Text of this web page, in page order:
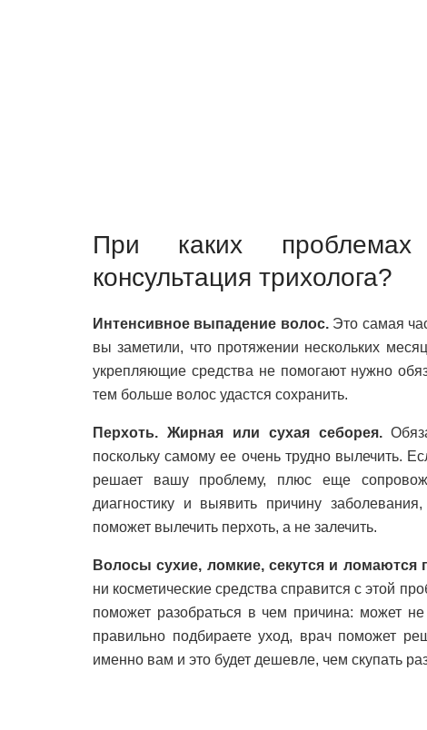
При каких
консультация трихолога?
Интенсивное выпадение волос.Это самая
вы заметили, что протяжении нескольких
укрепляющие средства не помогают нужно
тем больше волос удастся сохранить.
Перхоть. Жирная или сухая себорея.
поскольку самому ее очень трудно вылечить.
решает вашу проблему, плюс еще
диагностику и выявить причину
поможет вылечить перхоть, а не залечить.
Волосы сухие, ломкие, секутся и ломаются
ни косметические средства справится с этой
поможет разобраться в чем причина: может
правильно подбираете уход, врач поможет
именно вам и это будет дешевле, чем скупать